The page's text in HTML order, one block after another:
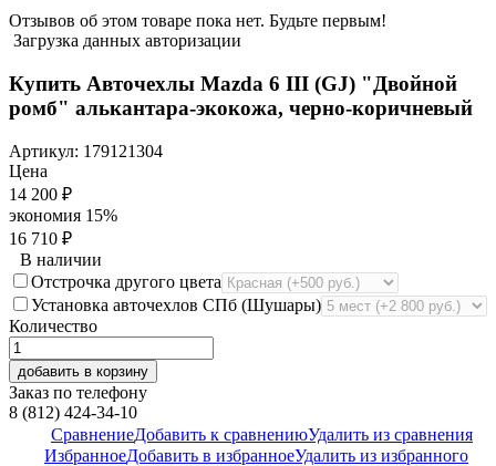
Отзывов об этом товаре пока нет. Будьте первым!
Загрузка данных авторизации
Купить Авточехлы Mazda 6 III (GJ) "Двойной
ромб" алькантара-экокожа, черно-коричневый
Артикул: 179121304
Цена
14 200 ₽
экономия 15%
16 710 ₽
В наличии
Отстрочка другого цвета
Установка авточехлов СПб (Шушары)
Количество
добавить в корзину
Заказ по телефону
8 (812) 424-34-10
СравнениеДобавить к сравнениюУдалить из сравнения
ИзбранноеДобавить в избранноеУдалить из избранного